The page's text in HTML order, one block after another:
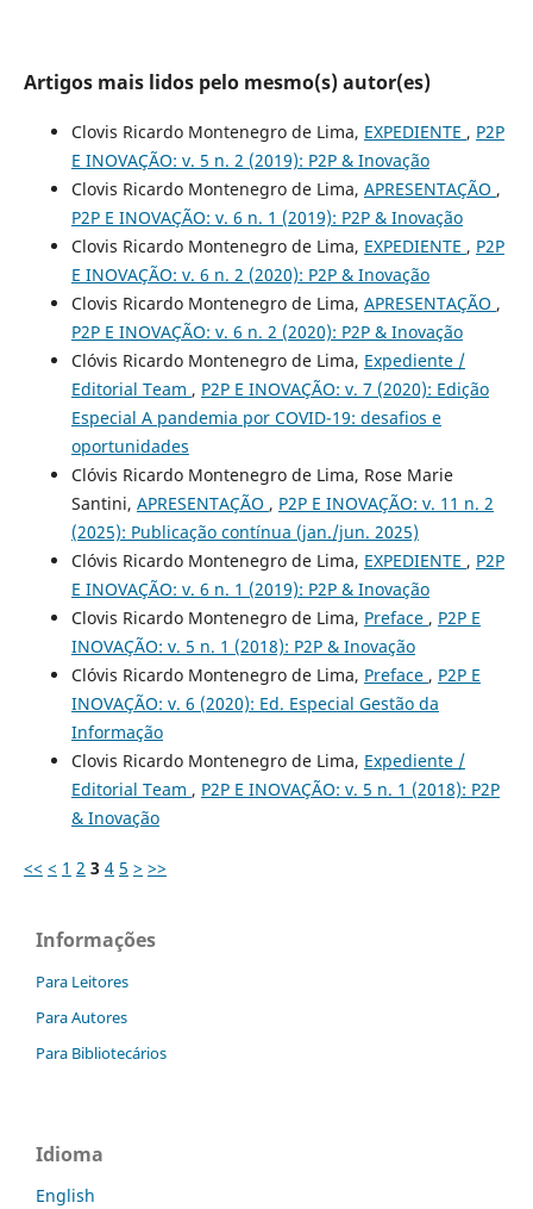
Artigos mais lidos pelo mesmo(s) autor(es)
Clovis Ricardo Montenegro de Lima, EXPEDIENTE , P2P
E INOVAÇÃO: v. 5 n. 2 (2019): P2P & Inovação
Clovis Ricardo Montenegro de Lima, APRESENTAÇÃO ,
P2P E INOVAÇÃO: v. 6 n. 1 (2019): P2P & Inovação
Clovis Ricardo Montenegro de Lima, EXPEDIENTE , P2P
E INOVAÇÃO: v. 6 n. 2 (2020): P2P & Inovação
Clovis Ricardo Montenegro de Lima, APRESENTAÇÃO ,
P2P E INOVAÇÃO: v. 6 n. 2 (2020): P2P & Inovação
Clóvis Ricardo Montenegro de Lima, Expediente /
Editorial Team , P2P E INOVAÇÃO: v. 7 (2020): Edição
Especial A pandemia por COVID-19: desafios e
oportunidades
Clóvis Ricardo Montenegro de Lima, Rose Marie
Santini, APRESENTAÇÃO , P2P E INOVAÇÃO: v. 11 n. 2
(2025): Publicação contínua (jan./jun. 2025)
Clóvis Ricardo Montenegro de Lima, EXPEDIENTE , P2P
E INOVAÇÃO: v. 6 n. 1 (2019): P2P & Inovação
Clovis Ricardo Montenegro de Lima, Preface , P2P E
INOVAÇÃO: v. 5 n. 1 (2018): P2P & Inovação
Clóvis Ricardo Montenegro de Lima, Preface , P2P E
INOVAÇÃO: v. 6 (2020): Ed. Especial Gestão da
Informação
Clovis Ricardo Montenegro de Lima, Expediente /
Editorial Team , P2P E INOVAÇÃO: v. 5 n. 1 (2018): P2P
& Inovação
<< < 1 2 3 4 5 > >>
Informações
Para Leitores
Para Autores
Para Bibliotecários
Idioma
English